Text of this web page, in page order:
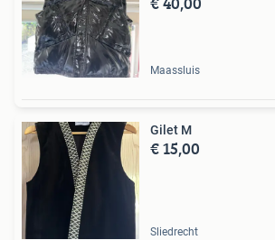
Maassluis
Gilet M
€ 15,00
Sliedrecht